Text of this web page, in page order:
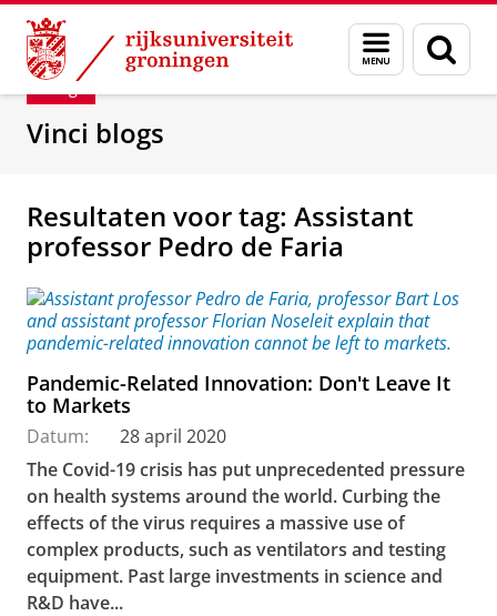
Skip
Content
Skip
Navigation
Menu
en
zoeken
Department of Innovation Management &
Blog
Vinci blogs
Resultaten voor tag: Assistant
professor Pedro de Faria
Pandemic-Related Innovation: Don't Leave It
to Markets
Datum:
28 april 2020
The Covid-19 crisis has put unprecedented pressure
on health systems around the world. Curbing the
effects of the virus requires a massive use of
complex products, such as ventilators and testing
equipment. Past large investments in science and
R&D have...